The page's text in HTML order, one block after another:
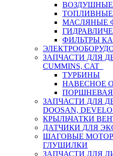
МАСЛЯНЫЕ
ФИЛЬТРЫ
ЗАПЧАСТИ ДЛЯ
CUMMINS, CAT
ТУРБИНЫ
НАВЕСНОЕ
ПОРШНЕВАЯ
ЗАПЧАСТИ ДЛЯ
DOOSAN,
КРЫЛЬЧАТКИ
ДАТЧИКИ ДЛЯ
ШАГОВЫЕ
ГЛУШИЛКИ
ЗАПЧАСТИ ДЛЯ